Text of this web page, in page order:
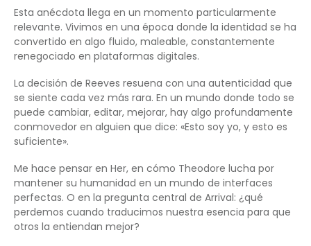
Esta anécdota llega en un momento particularmente
relevante. Vivimos en una época donde la identidad se ha
convertido en algo fluido, maleable, constantemente
renegociado en plataformas digitales.
La decisión de Reeves resuena con una autenticidad que
se siente cada vez más rara. En un mundo donde todo se
puede cambiar, editar, mejorar, hay algo profundamente
conmovedor en alguien que dice: «Esto soy yo, y esto es
suficiente».
Me hace pensar en Her, en cómo Theodore lucha por
mantener su humanidad en un mundo de interfaces
perfectas. O en la pregunta central de Arrival: ¿qué
perdemos cuando traducimos nuestra esencia para que
otros la entiendan mejor?